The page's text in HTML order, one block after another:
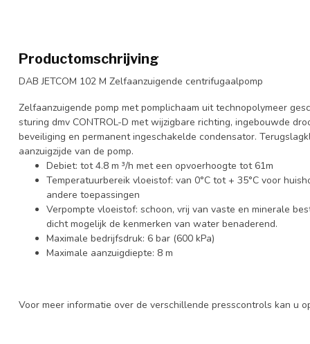
Productomschrijving
DAB JETCOM 102 M Zelfaanzuigende centrifugaalpomp
Zelfaanzuigende pomp met pomplichaam uit technopolymeer
sturing dmv CONTROL-D met wijzigbare richting, ingebouwde
beveiliging en permanent ingeschakelde condensator.
aanzuigzijde van de pomp.
Debiet: tot 4.8 m ³/h met een opvoerhoogte tot 61m
Temperatuurbereik vloeistof: van 0°C tot + 35°C voor
andere toepassingen
Verpompte vloeistof: schoon, vrij van vaste en minerale
dicht mogelijk de kenmerken van water benaderend.
Maximale bedrijfsdruk: 6 bar (600 kPa)
Maximale aanzuigdiepte: 8 m
Voor meer informatie over de verschillende presscontrols kan u